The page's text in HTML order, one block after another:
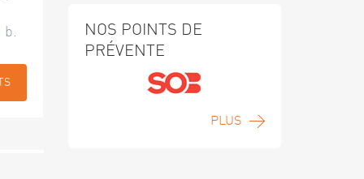
b.
NOS POINTS DE
PRÉVENTE
PLUS